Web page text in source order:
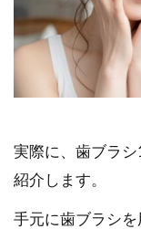
実際に、歯ブラ
紹介します。
手元に歯ブラシ